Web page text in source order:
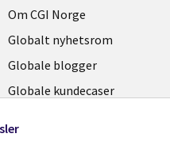
Useful
links
NORWAY
Om CGI Norge
Globalt nyhetsrom
Globale blogger
Globale kundecaser